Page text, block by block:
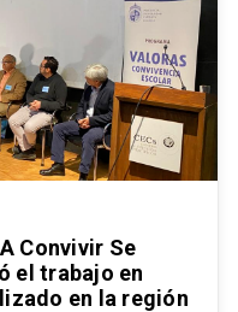
Convivir Se
el trabajo en
en la región